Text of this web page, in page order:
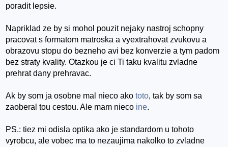
poradit lepsie.
Napriklad ze by si mohol pouzit nejaky nastroj schopny
pracovat s formatom matroska a vyextrahovat zvukovu a
obrazovu stopu do bezneho avi bez konverzie a tym padom
bez straty kvality. Otazkou je ci Ti taku kvalitu zvladne
prehrat dany prehravac.
Ak by som ja osobne mal nieco akototo, tak by som sa
zaoberal tou cestou. Ale mam nieco ine.
PS.: tiez mi odisla optika ako je standardom u tohoto
vyrobcu, ale vobec ma to nezaujima nakolko to zvladne